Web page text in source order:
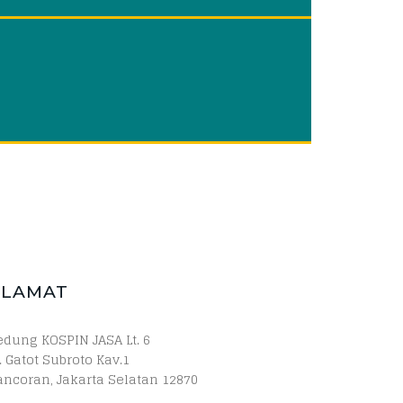
KOSPIN JASA Lt. 6
Gatot Subroto Kav.1
Jakarta Selatan 12870